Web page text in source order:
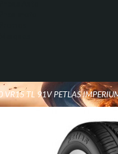
TL 91V PETLAS